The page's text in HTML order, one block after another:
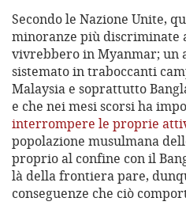
Secondo le Nazione Unite,
minoranze più discriminate
vivrebbero in Myanmar; un
sistemato in traboccanti
Malaysia e soprattutto
e che nei mesi scorsi ha
interrompere le proprie
popolazione musulmana
proprio al confine con il
là della frontiera pare,
conseguenze che ciò